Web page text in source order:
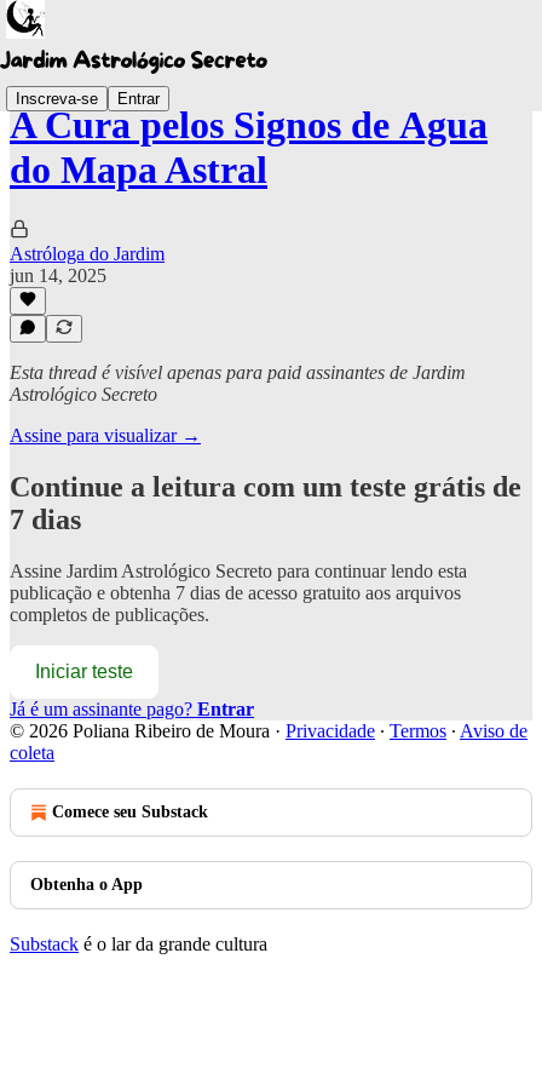
Inscreva-se Entrar
A Cura pelos Signos de Água
do Mapa Astral
Astróloga do Jardim
jun 14, 2025
Esta thread é visível apenas para paid assinantes de Jardim
Astrológico Secreto
Assine para visualizar →
Continue a leitura com um teste grátis de
7 dias
Assine Jardim Astrológico Secreto para continuar lendo esta
publicação e obtenha 7 dias de acesso gratuito aos arquivos
completos de publicações.
Iniciar teste
Já é um assinante pago? Entrar
© 2026 Poliana Ribeiro de Moura · Privacidade ∙ Termos ∙ Aviso de
coleta
Comece seu Substack
Obtenha o App
Substack é o lar da grande cultura